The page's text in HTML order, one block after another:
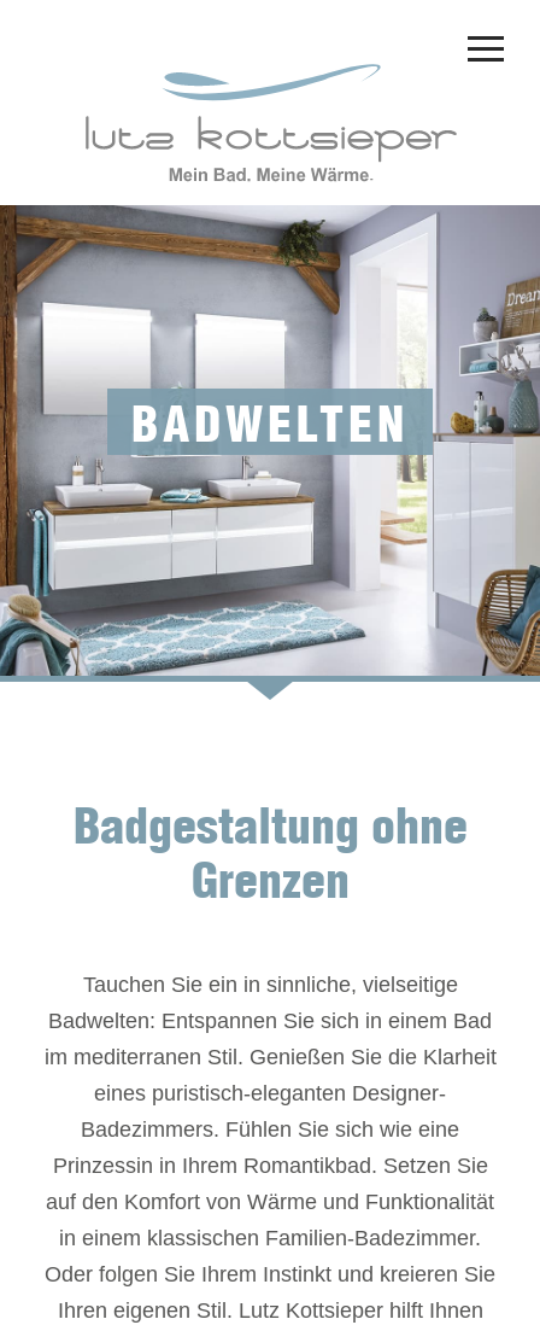
BADWELTEN
Badgestaltung ohne
Grenzen
Tauchen Sie ein in sinnliche, vielseitige
Badwelten: Entspannen Sie sich in einem Bad
im mediterranen Stil. Genießen Sie die Klarheit
eines puristisch-eleganten Designer-
Badezimmers. Fühlen Sie sich wie eine
Prinzessin in Ihrem Romantikbad. Setzen Sie
auf den Komfort von Wärme und Funktionalität
in einem klassischen Familien-Badezimmer.
Oder folgen Sie Ihrem Instinkt und kreieren Sie
Ihren eigenen Stil. Lutz Kottsieper hilft Ihnen